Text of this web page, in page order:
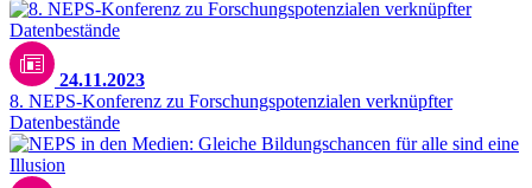
24.11.2023
8. NEPS-Konferenz zu Forschungspotenzialen verknüpfter
Datenbestände